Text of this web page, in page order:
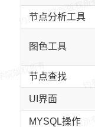
节点分析工具
图色工具
节点查找
UI界面
MYSQL操作